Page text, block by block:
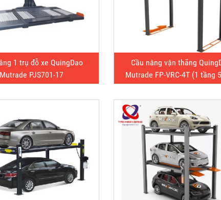
1 trụ đỗ xe QuingDao
Mutrade PJS701-17
Cầu nâng vận thăng
Mutrade FP-VRC-4T (1 tầng